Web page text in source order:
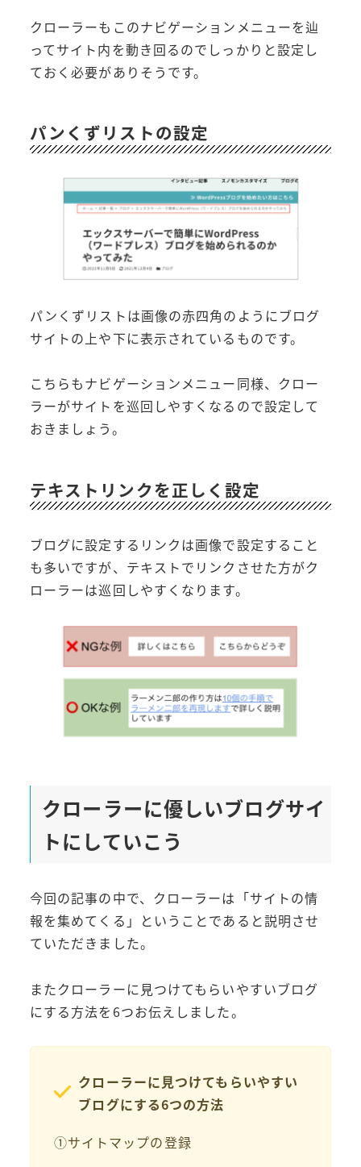
クローラーもこのナビゲーションメニューを辿
ってサイト内を動き回るのでしっかりと設定し
ておく必要がありそうです。
パンくずリストの設定
パンくずリストは画像の赤四角のようにブログ
サイトの上や下に表示されているものです。
こちらもナビゲーションメニュー同様、クロー
ラーがサイトを巡回しやすくなるので設定して
おきましょう。
テキストリンクを正しく設定
ブログに設定するリンクは画像で設定すること
も多いですが、テキストでリンクさせた方がク
ローラーは巡回しやすくなります。
クローラーに優しいブログサイ
トにしていこう
今回の記事の中で、クローラーは「サイトの情
報を集めてくる」ということであると説明させ
ていただきました。
またクローラーに見つけてもらいやすいブログ
にする方法を6つお伝えしました。
クローラーに見つけてもらいやすい
ブログにする6つの方法
①サイトマップの登録